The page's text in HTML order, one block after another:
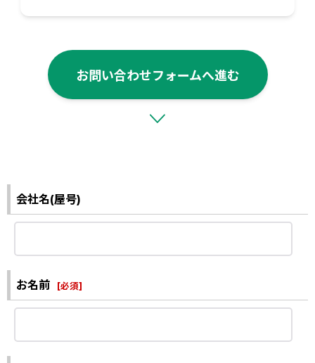
お問い合わせフォームへ進む
会社名(屋号)
お名前 [必須]